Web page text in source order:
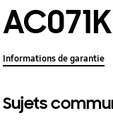
Informations de garantie
Sujets